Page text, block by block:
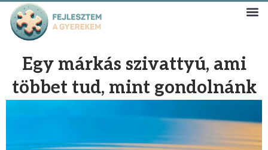
Egy márkás szivattyú, ami
többet tud, mint gondolnánk